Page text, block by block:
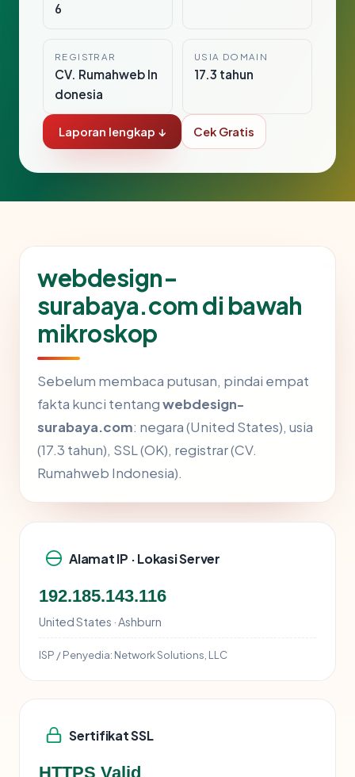
6
REGISTRAR
CV. Rumahweb In
donesia
USIA DOMAIN
17.3 tahun
Laporan lengkap ↓ Cek Gratis
webdesign-
surabaya.com di bawah
mikroskop
Sebelum membaca putusan, pindai empat
fakta kunci tentangwebdesign-
surabaya.com: negara (United States), usia
(17.3 tahun), SSL (OK), registrar (CV.
Rumahweb Indonesia).
Alamat IP · Lokasi Server
192.185.143.116
United States · Ashburn
ISP / Penyedia: Network Solutions, LLC
Sertifikat SSL
HTTPS Valid